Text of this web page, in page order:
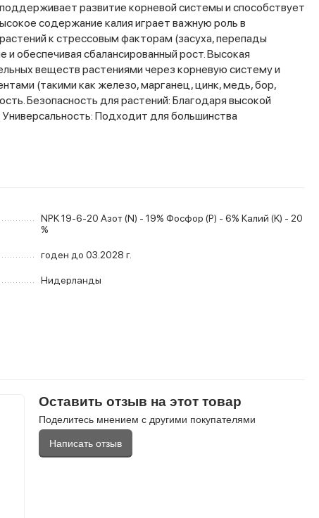
развитие корневой системы и способствует
содержание калия играет важную роль в
к стрессовым факторам (засуха, перепады
обеспечивая сбалансированный рост. Высокая
веществ растениями через корневую систему и
(такими как железо, марганец, цинк, медь, бор,
Безопасность для растений: Благодаря высокой
Подходит для большинства
NPK 19-6-20 Азот (N) - 19% Фосфор (P) - 6% Калий (K) - 20
%
годен до 03.2028 г.
Нидерланды
Оставить отзыв на этот товар
Поделитесь мнением с другими покупателями
Написать отзыв